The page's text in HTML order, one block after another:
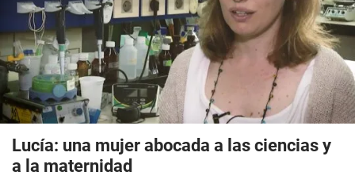
Lucía: una mujer abocada a las ciencias y
a la maternidad